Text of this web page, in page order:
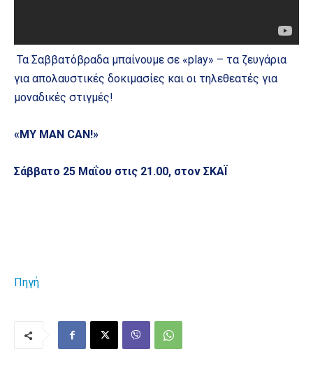
Τα Σαββατόβραδα μπαίνουμε σε «play» – τα ζευγάρια
για απολαυστικές δοκιμασίες και οι τηλεθεατές για
μοναδικές στιγμές!
« MY MAN CAN !»
Σάββατο 25 Μαΐου στις 21.00, στον ΣΚΑΪ
Πηγή